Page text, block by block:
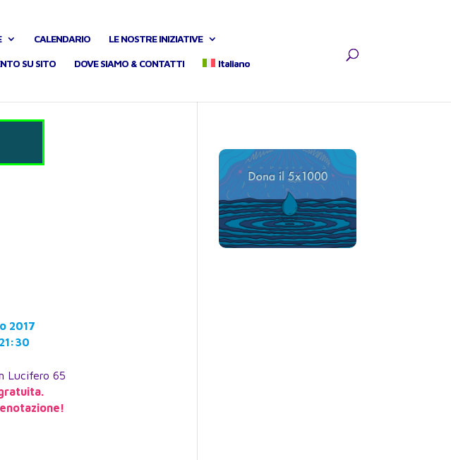
CALENDARIO LE NOSTRE INIZIATIVE
SU SITO DOVE SIAMO & CONTATTI Italiano
2017
Lucifero 65